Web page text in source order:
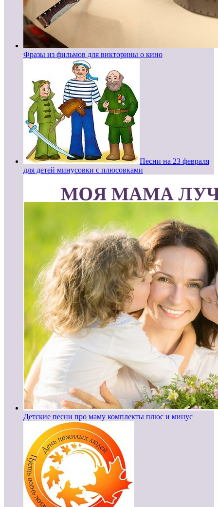
Фразы из фильмов для викторины о кино
Песни на 23 февраля
для детей минусовки с плюсовками
Детские песни про маму комплекты плюс и минус